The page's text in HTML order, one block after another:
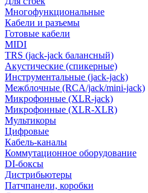
Многофункциональные
Кабели и разъемы
Готовые кабели
MIDI
TRS (jack-jack балансный)
Акустические (спикерные)
Инструментальные (jack-jack)
Межблочные (RCA/jack/mini-jack)
Микрофонные (XLR-jack)
Микрофонные (XLR-XLR)
Мультикоры
Цифровые
Кабель-каналы
Коммутационное оборудование
DI-боксы
Дистрибьютеры
Патчпанели, коробки